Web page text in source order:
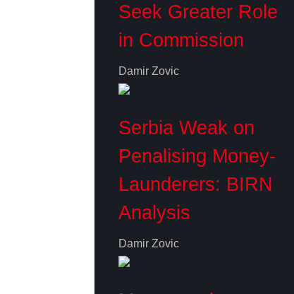
Seek Greater Role
in Commission
Damir Zovic
Serbia Weak on
Penalising Money-
Launderers: BIRN
Analysis
Damir Zovic